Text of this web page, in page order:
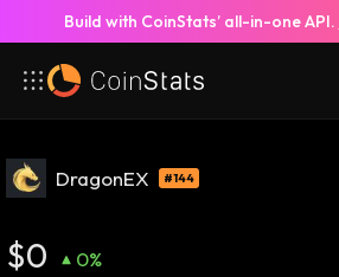
Build with CoinStats’ all-in-one API.
DragonEX #144
$0
0%